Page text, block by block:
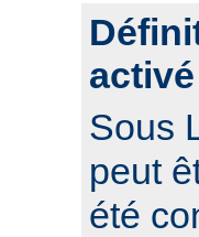
Sous
peut
été